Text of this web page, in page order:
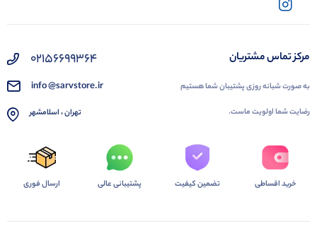
مرکز تماس مشتریان
به صورت شبانه روزی پشتیبان شما هستیم
رضایت شما اولویت ماست.
02156699364
info @sarvstore.ir
تهران ، اسلامشهر
خرید اقساطی تضمین کیفیت پشتیبانی عالی ارسال فوری